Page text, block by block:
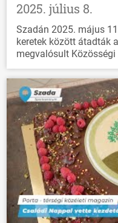
2025. július 8.
Szadán 2025. május
keretek között átadták
megvalósult